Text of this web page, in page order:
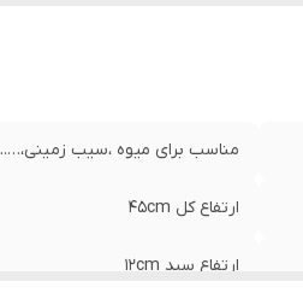
مناسب برای میوه ،سیب زمینی،…..
ارتفاع کل ۴۵cm
ارتفاع سبد ۱۲cm